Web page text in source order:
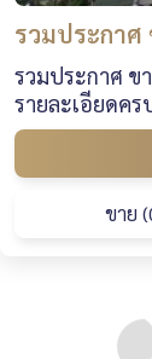
รวมประกาศ
รวมประกาศ ข
รายละเอียดค
ขาย